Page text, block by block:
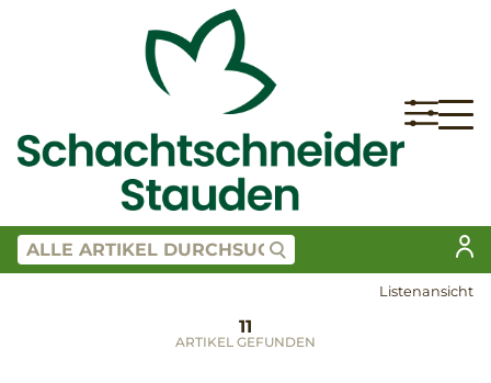
Listenansicht
11
ARTIKEL GEFUNDEN